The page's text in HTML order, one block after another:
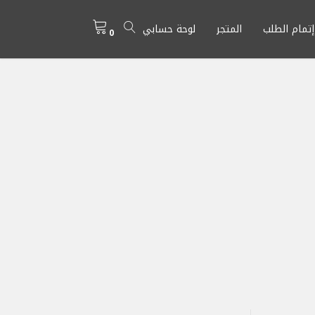
إتمام الطلب المتجر لوحة حسابي 0